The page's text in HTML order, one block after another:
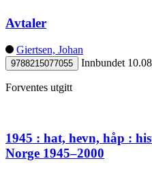
Avtaler
Giertsen, Johan
9788215077055 Innbundet
Forventes utgitt
1945 : hat, hevn, håp :
Norge 1945–2000